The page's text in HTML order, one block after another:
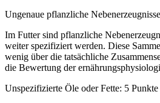
Ungenaue pflanzliche
Im Futter sind pflanzliche
weiter spezifiziert werden. Diese
wenig über die tatsächliche
die Bewertung der
Unspezifizierte Öle oder Fette: 5